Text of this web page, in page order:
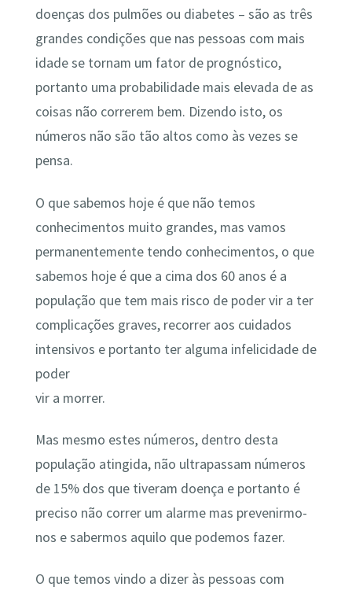
doenças dos pulmões ou diabetes – são as três
grandes condições que nas pessoas com mais
idade se tornam um fator de prognóstico,
portanto uma probabilidade mais elevada de as
coisas não correrem bem. Dizendo isto, os
números não são tão altos como às vezes se
pensa.
O que sabemos hoje é que não temos
conhecimentos muito grandes, mas vamos
permanentemente tendo conhecimentos, o que
sabemos hoje é que a cima dos 60 anos é a
população que tem mais risco de poder vir a ter
complicações graves, recorrer aos cuidados
intensivos e portanto ter alguma infelicidade de
poder
vir a morrer.
Mas mesmo estes números, dentro desta
população atingida, não ultrapassam números
de 15% dos que tiveram doença e portanto é
preciso não correr um alarme mas prevenirmo-
nos e sabermos aquilo que podemos fazer.
O que temos vindo a dizer às pessoas com